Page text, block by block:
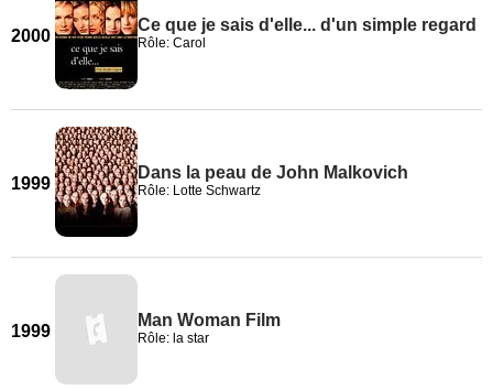
2000
Ce que je sais d'elle... d'un simple regard
Rôle: Carol
1999
Dans la peau de John Malkovich
Rôle: Lotte Schwartz
1999
Man Woman Film
Rôle: la star